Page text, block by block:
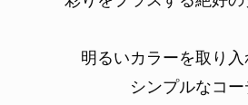
明るいカラーを取り
シンプルなコー